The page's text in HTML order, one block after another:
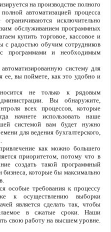
на производстве полного
автоматизацией процесса
исключительно
обслуживанием программных
купить торговое, кассовое и
с радостью обучим сотрудников
программами и необходимым
систему для
ее, вы поймете, как это удобно и
не только к рядовым
Вы обнаружите,
всех процессов, которые
начнете использовать наше
системой вам будет нужно
для ведения бухгалтерского,
как можно большего
приоритетом, потому что в
создать такой программный
бизнеса, которые бы максимально
особые требования к процессу
к осуществлению выборки
является сделать так, чтобы
в сжатые сроки. Наши
свою работу на высшем уровне.